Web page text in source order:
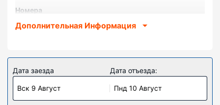
Номера
Почувствуйте себя как дома в одном из 21 номеров, в
ортопедический матрас. Бесплатный беспроводной
доступ к интернету позволит всегда оставаться на
связи, а кабельное телевидение не даст скучать. В
ванных комнатах вы найдете душ.
Дополнительная Информация
Дата заезда
Вск 9 Август
Дата отъезда:
Пнд 10 Август